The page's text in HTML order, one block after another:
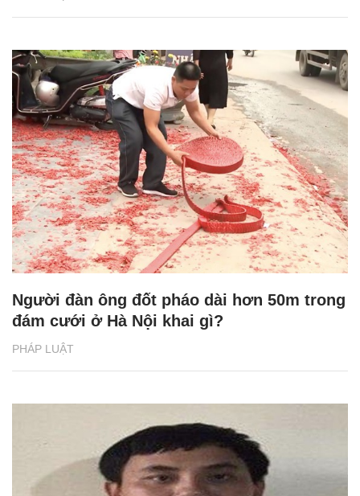
PHÁP LUẬT
Người đàn ông đốt pháo dài hơn 50m trong
đám cưới ở Hà Nội khai gì?